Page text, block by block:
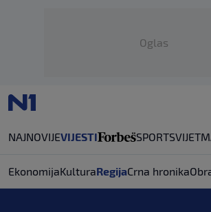
Oglas
NAJNOVIJEVIJESTI SPORTSVIJET
EkonomijaKulturaRegijaCrna hronika